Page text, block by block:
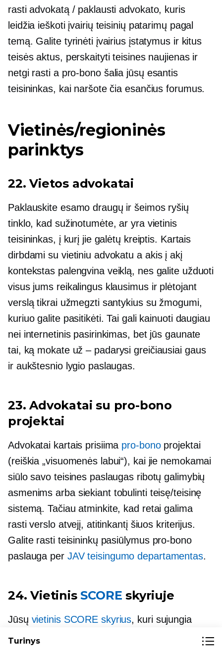
rasti advokatą / paklausti advokato, kuris
leidžia ieškoti įvairių teisinių patarimų pagal
temą. Galite tyrinėti įvairius įstatymus ir kitus
teisės aktus, perskaityti teisines naujienas ir
netgi rasti a pro-bonošalia jūsų esantis
teisininkas, kai naršote čia esančius forumus.
Vietinės/regioninės
parinktys
22. Vietos advokatai
Paklauskite esamo draugų ir šeimos ryšių
tinklo, kad sužinotumėte, ar yra vietinis
teisininkas, į kurį jie galėtų kreiptis. Kartais
dirbdami su vietiniu advokatu a akis į akį
kontekstas palengvina veiklą, nes galite užduoti
visus jums reikalingus klausimus ir plėtojant
verslą tikrai užmegzti santykius su žmogumi,
kuriuo galite pasitikėti. Tai gali kainuoti daugiau
nei internetinis pasirinkimas, bet jūs gaunate
tai, ką mokate už – padarysi greičiausiai gaus
ir aukštesnio lygio paslaugas.
23. Advokatai su pro-bono
projektai
Advokatai kartais prisiima pro-bonoprojektai
(reiškia „visuomenės labui“), kai jie nemokamai
siūlo savo teisines paslaugas ribotų galimybių
asmenims arba siekiant tobulinti teisę/teisinę
sistemą. Tačiau atminkite, kad retai galima
rasti verslo atvejį, atitinkantį šiuos kriterijus.
Galite rasti teisininkų pasiūlymus pro-bono
paslauga per JAV teisingumo departamentas.
24. VietinisSCORE skyriuje
Jūsų vietinis SCORE skyrius, kuri sujungia
įmonių savininkus su mentoriais, gali būti puiki
Turinys